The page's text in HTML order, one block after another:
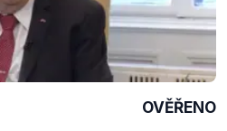
OVĚŘENO